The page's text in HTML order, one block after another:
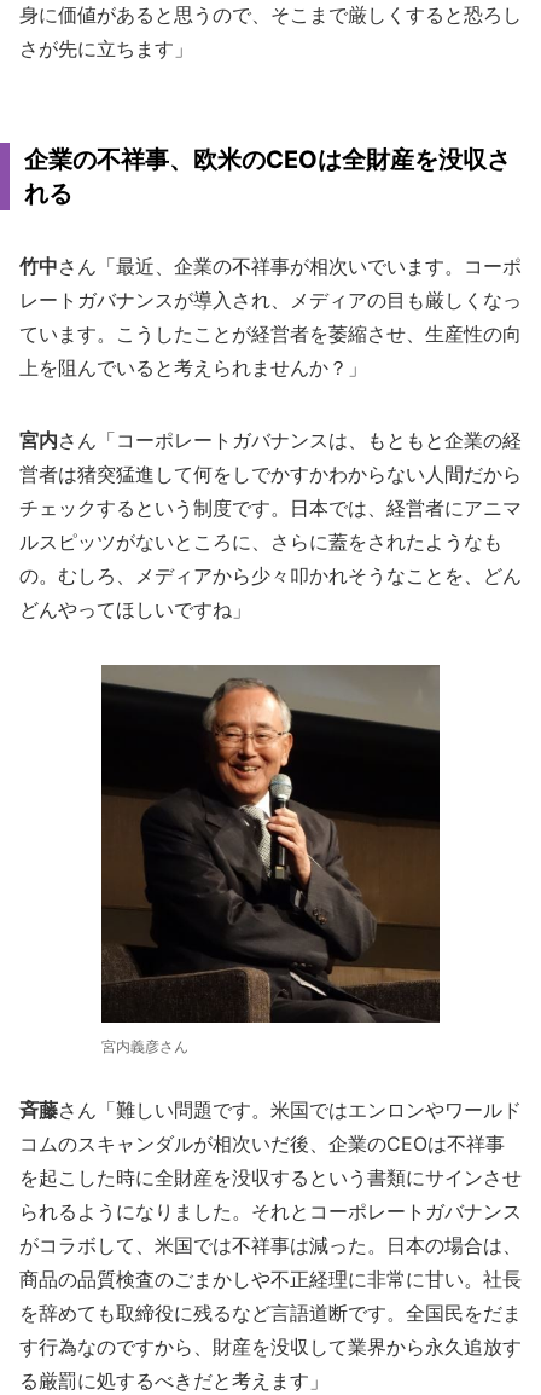
身に価値があると思うので、そこまで厳しくすると恐ろし
さが先に立ちます」
企業の不祥事、欧米のCEOは全財産を没収さ
れる
竹中さん「最近、企業の不祥事が相次いでいます。コーポ
レートガバナンスが導入され、メディアの目も厳しくなっ
ています。こうしたことが経営者を萎縮させ、生産性の向
上を阻んでいると考えられませんか？」
宮内さん「コーポレートガバナンスは、もともと企業の経
営者は猪突猛進して何をしでかすかわからない人間だから
チェックするという制度です。日本では、経営者にアニマ
ルスピッツがないところに、さらに蓋をされたようなも
の。むしろ、メディアから少々叩かれそうなことを、どん
どんやってほしいですね」
宮内義彦さん
斉藤さん「難しい問題です。米国ではエンロンやワールド
コムのスキャンダルが相次いだ後、企業のCEOは不祥事
を起こした時に全財産を没収するという書類にサインさせ
られるようになりました。それとコーポレートガバナンス
がコラボして、米国では不祥事は減った。日本の場合は、
商品の品質検査のごまかしや不正経理に非常に甘い。社長
を辞めても取締役に残るなど言語道断です。全国民をだま
す行為なのですから、財産を没収して業界から永久追放す
る厳罰に処するべきだと考えます」